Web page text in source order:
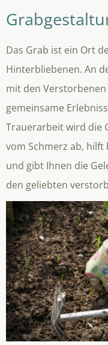
Das Grab ist ein Ort
Hinterbliebenen. An
mit den
gemeinsame
Trauerarbeit wird die
vom Schmerz ab,
und gibt Ihnen die
den geliebten